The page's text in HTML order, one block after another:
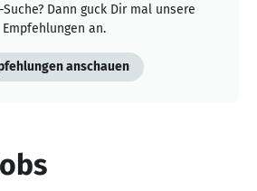
Dann guck Dir mal unsere
Empfehlungen an.
anschauen